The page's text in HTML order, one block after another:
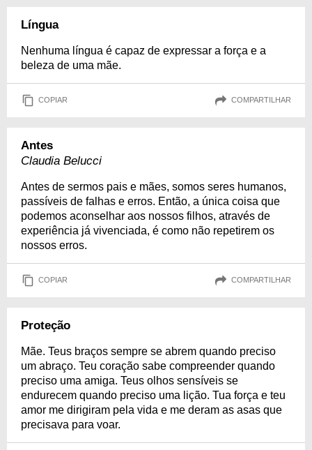
Língua
Nenhuma língua é capaz de expressar a força e a
beleza de uma mãe.
COPIAR COMPARTILHAR
Antes
Claudia Belucci
Antes de sermos pais e mães, somos seres humanos,
passíveis de falhas e erros. Então, a única coisa que
podemos aconselhar aos nossos filhos, através de
experiência já vivenciada, é como não repetirem os
nossos erros.
COPIAR COMPARTILHAR
Proteção
Mãe. Teus braços sempre se abrem quando preciso
um abraço. Teu coração sabe compreender quando
preciso uma amiga. Teus olhos sensíveis se
endurecem quando preciso uma lição. Tua força e teu
amor me dirigiram pela vida e me deram as asas que
precisava para voar.